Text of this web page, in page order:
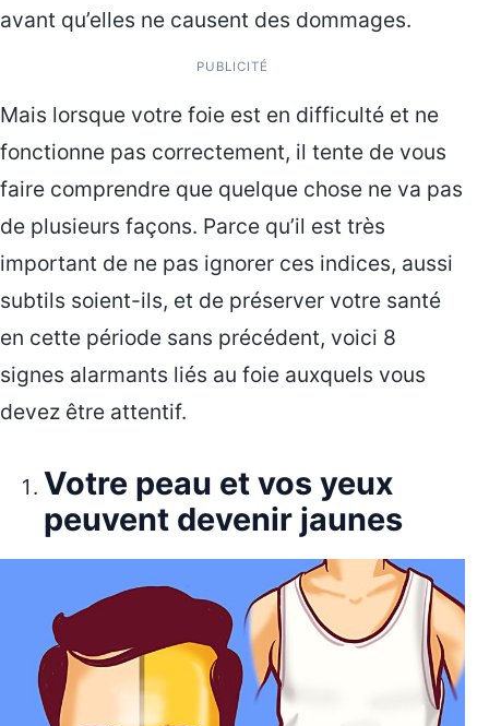
avant qu’elles ne causent des dommages.
PUBLICITÉ
Mais lorsque votre foie est en difficulté et ne
fonctionne pas correctement, il tente de vous
faire comprendre que quelque chose ne va pas
de plusieurs façons. Parce qu’il est très
important de ne pas ignorer ces indices, aussi
subtils soient-ils, et de préserver votre santé
en cette période sans précédent, voici 8
signes alarmants liés au foie auxquels vous
devez être attentif.
Votre peau et vos yeux
peuvent devenir jaunes